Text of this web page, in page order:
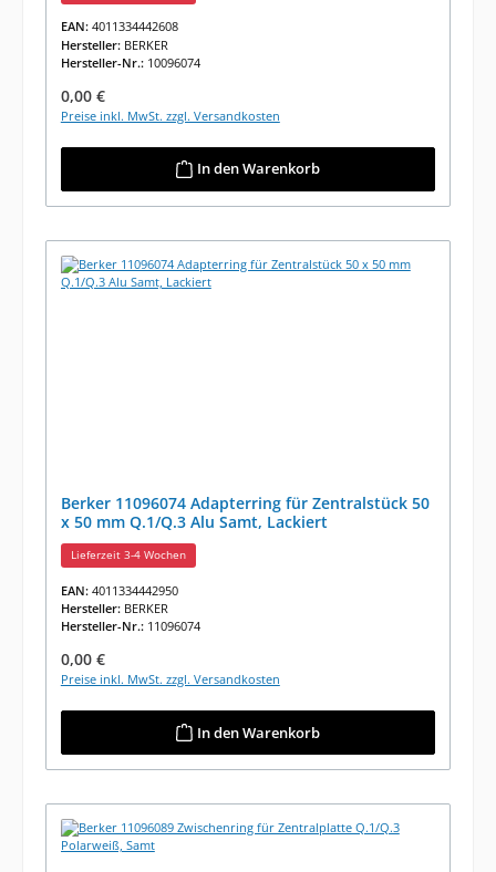
EAN: 4011334442608
Hersteller: BERKER
Hersteller-Nr.: 10096074
Regulärer Preis:
0,00 €
Preise inkl. MwSt. zzgl. Versandkosten
In den Warenkorb
Berker 11096074 Adapterring für Zentralstück 50
x 50 mm Q.1/Q.3 Alu Samt, Lackiert
Lieferzeit 3-4 Wochen
EAN: 4011334442950
Hersteller: BERKER
Hersteller-Nr.: 11096074
Regulärer Preis:
0,00 €
Preise inkl. MwSt. zzgl. Versandkosten
In den Warenkorb